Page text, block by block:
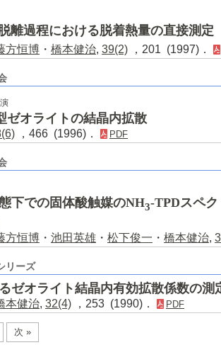
離過程における脱着熱量の直接測定
方恒博 ・ 橋本健治, 39(2) ，201 (1997)．
ゼオライトの結晶内拡散
，466 (1996)． PDF
下での固体酸触媒のNH3-TPDスペ
方恒博 ・ 池田英雄 ・ 松下俊一 ・ 橋本健治,
リーズ
ゼオライト結晶内有効拡散係数の測
本健治, 32(4) ，253 (1990)． PDF
次 »